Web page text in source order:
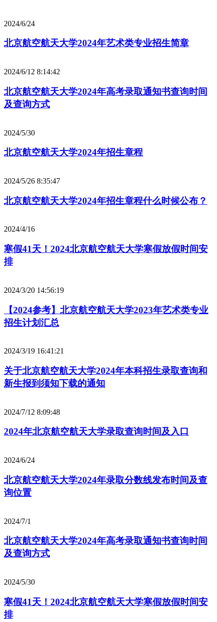
2024/6/24
北京航空航天大学2024年艺术类专业招生简章
2024/6/12 8:14:42
北京航空航天大学2024年高考录取通知书查询时间
及查询方式
2024/5/30
北京航空航天大学2024年招生章程
2024/5/26 8:35:47
北京航空航天大学2024年招生章程什么时候公布？
2024/4/16
寒假41天！2024北京航空航天大学寒假放假时间安
排
2024/3/20 14:56:19
【2024参考】北京航空航天大学2023年艺术类专业
招生计划汇总
2024/3/19 16:41:21
关于北京航空航天大学2024年本科招生录取查询和
新生报到须知下载的通知
2024/7/12 8:09:48
2024年北京航空航天大学录取查询时间及入口
2024/6/24
北京航空航天大学2024年录取分数线发布时间及查
询位置
2024/7/1
北京航空航天大学2024年高考录取通知书查询时间
及查询方式
2024/5/30
寒假41天！2024北京航空航天大学寒假放假时间安
排